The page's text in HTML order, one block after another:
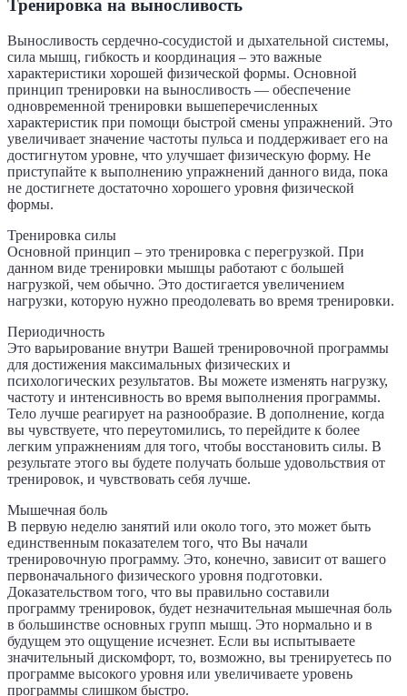
Тренировка на выносливость
Выносливость сердечно-сосудистой и дыхательной системы,
сила мышц, гибкость и координация – это важные
характеристики хорошей физической формы. Основной
принцип тренировки на выносливость — обеспечение
одновременной тренировки вышеперечисленных
характеристик при помощи быстрой смены упражнений. Это
увеличивает значение частоты пульса и поддерживает его на
достигнутом уровне, что улучшает физическую форму. Не
приступайте к выполнению упражнений данного вида, пока
не достигнете достаточно хорошего уровня физической
формы.
Тренировка силы
Основной принцип – это тренировка с перегрузкой. При
данном виде тренировки мышцы работают с большей
нагрузкой, чем обычно. Это достигается увеличением
нагрузки, которую нужно преодолевать во время тренировки.
Периодичность
Это варьирование внутри Вашей тренировочной программы
для достижения максимальных физических и
психологических результатов. Вы можете изменять нагрузку,
частоту и интенсивность во время выполнения программы.
Тело лучше реагирует на разнообразие. В дополнение, когда
вы чувствуете, что переутомились, то перейдите к более
легким упражнениям для того, чтобы восстановить силы. В
результате этого вы будете получать больше удовольствия от
тренировок, и чувствовать себя лучше.
Мышечная боль
В первую неделю занятий или около того, это может быть
единственным показателем того, что Вы начали
тренировочную программу. Это, конечно, зависит от вашего
первоначального физического уровня подготовки.
Доказательством того, что вы правильно составили
программу тренировок, будет незначительная мышечная боль
в большинстве основных групп мышц. Это нормально и в
будущем это ощущение исчезнет. Если вы испытываете
значительный дискомфорт, то, возможно, вы тренируетесь по
программе высокого уровня или увеличиваете уровень
программы слишком быстро.